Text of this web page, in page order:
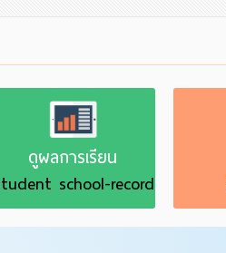
ดูผลการเรียน
school-record